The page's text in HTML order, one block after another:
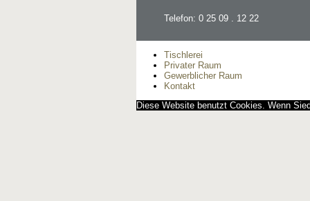
Telefon: 0 25 09 . 12 22
Tischlerei
Privater Raum
Gewerblicher Raum
Kontakt
Diese Website benutzt Cookies. Wenn